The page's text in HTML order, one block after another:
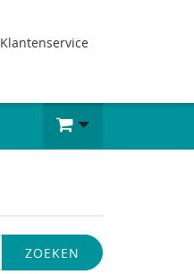
Klantenservice
ZOEKEN